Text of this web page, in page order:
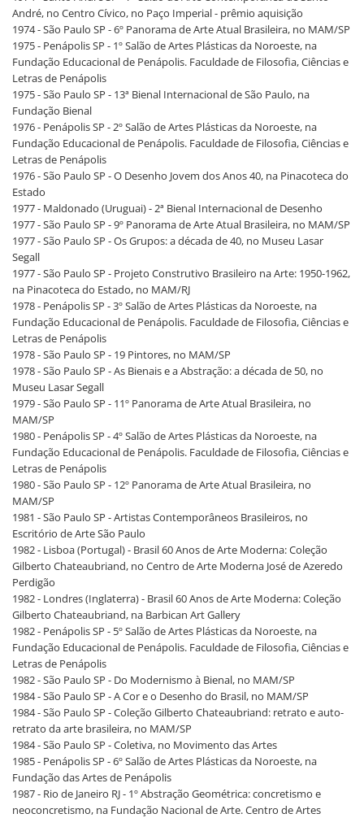
André, no Centro Cívico, no Paço Imperial - prêmio aquisição
1974 - São Paulo SP - 6º Panorama de Arte Atual Brasileira, no MAM/SP
1975 - Penápolis SP - 1º Salão de Artes Plásticas da Noroeste, na
Fundação Educacional de Penápolis. Faculdade de Filosofia, Ciências e
Letras de Penápolis
1975 - São Paulo SP - 13ª Bienal Internacional de São Paulo, na
Fundação Bienal
1976 - Penápolis SP - 2º Salão de Artes Plásticas da Noroeste, na
Fundação Educacional de Penápolis. Faculdade de Filosofia, Ciências e
Letras de Penápolis
1976 - São Paulo SP - O Desenho Jovem dos Anos 40, na Pinacoteca do
Estado
1977 - Maldonado (Uruguai) - 2ª Bienal Internacional de Desenho
1977 - São Paulo SP - 9º Panorama de Arte Atual Brasileira, no MAM/SP
1977 - São Paulo SP - Os Grupos: a década de 40, no Museu Lasar
Segall
1977 - São Paulo SP - Projeto Construtivo Brasileiro na Arte: 1950-1962,
na Pinacoteca do Estado, no MAM/RJ
1978 - Penápolis SP - 3º Salão de Artes Plásticas da Noroeste, na
Fundação Educacional de Penápolis. Faculdade de Filosofia, Ciências e
Letras de Penápolis
1978 - São Paulo SP - 19 Pintores, no MAM/SP
1978 - São Paulo SP - As Bienais e a Abstração: a década de 50, no
Museu Lasar Segall
1979 - São Paulo SP - 11º Panorama de Arte Atual Brasileira, no
MAM/SP
1980 - Penápolis SP - 4º Salão de Artes Plásticas da Noroeste, na
Fundação Educacional de Penápolis. Faculdade de Filosofia, Ciências e
Letras de Penápolis
1980 - São Paulo SP - 12º Panorama de Arte Atual Brasileira, no
MAM/SP
1981 - São Paulo SP - Artistas Contemporâneos Brasileiros, no
Escritório de Arte São Paulo
1982 - Lisboa (Portugal) - Brasil 60 Anos de Arte Moderna: Coleção
Gilberto Chateaubriand, no Centro de Arte Moderna José de Azeredo
Perdigão
1982 - Londres (Inglaterra) - Brasil 60 Anos de Arte Moderna: Coleção
Gilberto Chateaubriand, na Barbican Art Gallery
1982 - Penápolis SP - 5º Salão de Artes Plásticas da Noroeste, na
Fundação Educacional de Penápolis. Faculdade de Filosofia, Ciências e
Letras de Penápolis
1982 - São Paulo SP - Do Modernismo à Bienal, no MAM/SP
1984 - São Paulo SP - A Cor e o Desenho do Brasil, no MAM/SP
1984 - São Paulo SP - Coleção Gilberto Chateaubriand: retrato e auto-
retrato da arte brasileira, no MAM/SP
1984 - São Paulo SP - Coletiva, no Movimento das Artes
1985 - Penápolis SP - 6º Salão de Artes Plásticas da Noroeste, na
Fundação das Artes de Penápolis
1987 - Rio de Janeiro RJ - 1º Abstração Geométrica: concretismo e
neoconcretismo, na Fundação Nacional de Arte. Centro de Artes